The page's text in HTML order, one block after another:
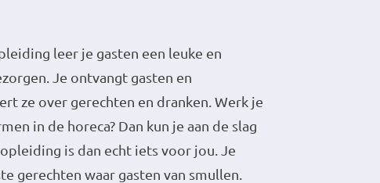
leer je gasten een leuke en
Je ontvangt gasten en
ze over gerechten en dranken. Werk je
in de horeca? Dan kun je aan de slag
is dan echt iets voor jou. Je
gerechten waar gasten van smullen.